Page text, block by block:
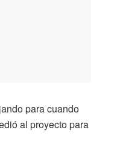
para cuando
al proyecto para